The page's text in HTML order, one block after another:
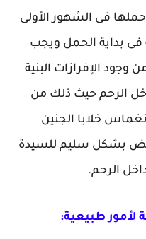
فى الشهور الأولى
فى بداية الحمل ويجب
الإفرازات البنية
الرحم حيث ذلك من
خلايا الجنين
بشكل سليم للسيدة
الرحم.